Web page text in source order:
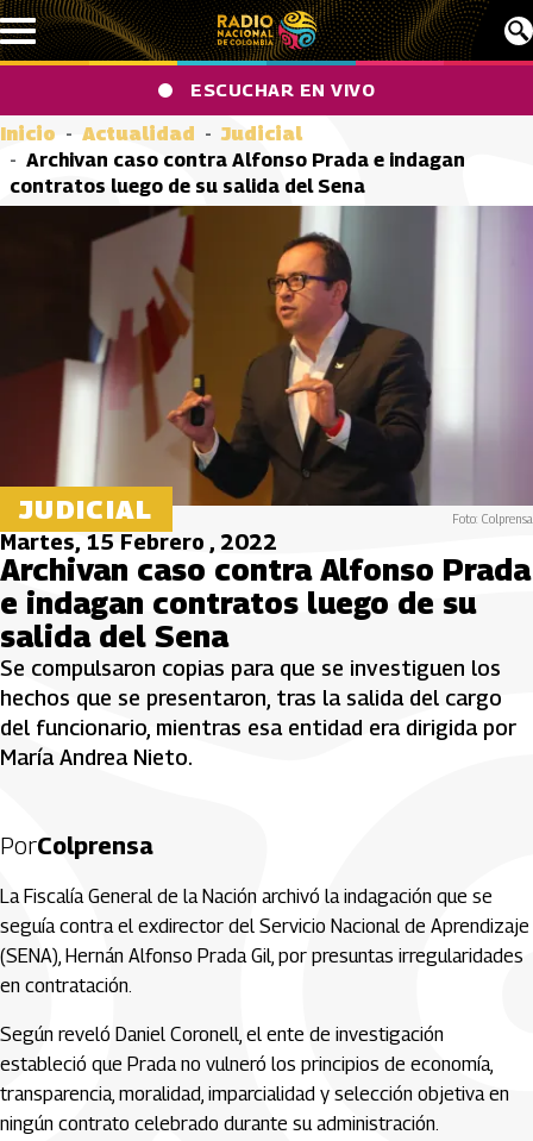
Pasar al contenido principal
ESCUCHAR EN VIVO
Inicio Actualidad
Judicial
Archivan caso contra Alfonso Prada e indagan
contratos luego de su salida del Sena
JUDICIAL Foto: Colprensa
Martes, 15 Febrero , 2022
Archivan caso contra Alfonso Prada
e indagan contratos luego de su
salida del Sena
Se compulsaron copias para que se investiguen los
hechos que se presentaron, tras la salida del cargo
del funcionario, mientras esa entidad era dirigida por
María Andrea Nieto.
PorColprensa
La Fiscalía General de la Nación archivó la indagación que se
seguía contra el exdirector del Servicio Nacional de Aprendizaje
(SENA), Hernán Alfonso Prada Gil, por presuntas irregularidades
en contratación.
Según reveló Daniel Coronell, el ente de investigación
estableció que Prada no vulneró los principios de economía,
transparencia, moralidad, imparcialidad y selección objetiva en
ningún contrato celebrado durante su administración.